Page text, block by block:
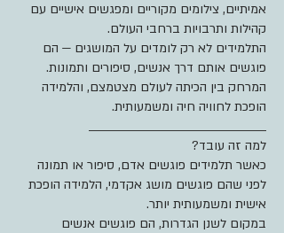
אמיתיים, צילומים מקוריים ומפגשים אישיים עם
קהילות ותרבויות ברחבי העולם.
התלמידים לא רק לומדים על המושגים — הם
פוגשים אותם דרך אנשים, סיפורים ותמונות.
המרחק בין הכיתה לעולם מצטמצם, והלמידה
הופכת לחוויה חיה ומשמעותית.
________________________________________
למה זה עובד?
כאשר תלמידים פוגשים אדם, סיפור או תמונה
לפני שהם פוגשים מושג אקדמי, הלמידה הופכת
אישית ומשמעותית יותר.
במקום לשנן הגדרות, הם פוגשים אנשים